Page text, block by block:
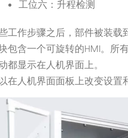
工位六：升程检测
工作步骤之后，部件被装载
包含一个可旋转的HMI。所
都显示在人机界面上。
在人机界面面板上改变设置